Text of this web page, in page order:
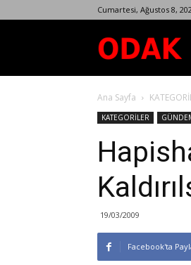
Cumartesi, Ağustos 8,
Ana Sayfa
KATEGORİLER
19/03/2009
Facebook'ta